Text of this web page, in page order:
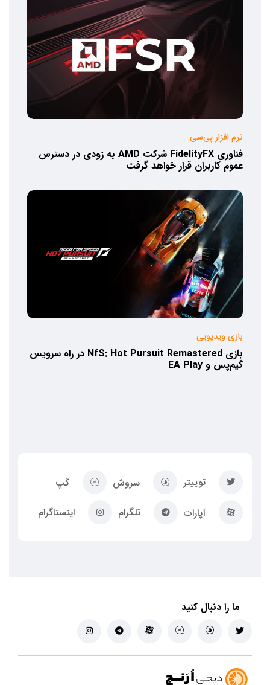
نرم افزار پی‌سی
فناوری FidelityFX شرکت AMD به زودی در دسترس
عموم کاربران قرار خواهد گرفت
بازی ویدیویی
بازی NfS: Hot Pursuit Remastered در راه سرویس
گیم‌پس و EA Play
توییتر سروش
گپ
آپارات
تلگرام اینستاگرام
ما را دنبال کنید